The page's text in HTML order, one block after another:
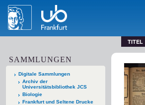
TITEL
SAMMLUNGEN
Digitale Sammlungen
Archiv der
Universitätsbibliothek JCS
Biologie
Frankfurt und Seltene Drucke